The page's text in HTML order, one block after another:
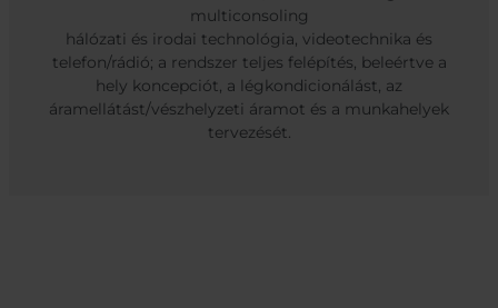
multiconsoling
hálózati és irodai technológia, videotechnika és
telefon/rádió; a rendszer teljes felépítés, beleértve a
hely koncepciót, a légkondicionálást, az
áramellátást/vészhelyzeti áramot és a munkahelyek
tervezését.